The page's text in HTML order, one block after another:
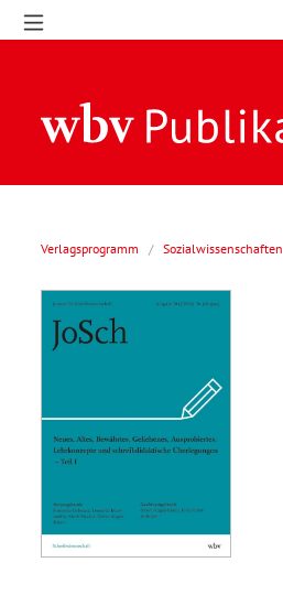
Verlagsprogramm / Sozialwissenschaften